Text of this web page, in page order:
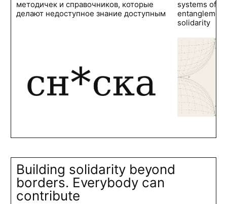
методичек и справочников, которые
делают недоступное знание доступным
systems of
solidarity
Building solidarity beyond
borders. Everybody can
contribute